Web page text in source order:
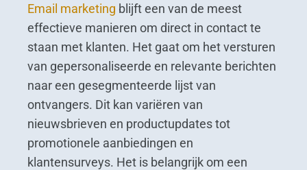
Email marketing blijft een van de meest
effectieve manieren om direct in contact te
staan met klanten. Het gaat om het versturen
van gepersonaliseerde en relevante berichten
naar een gesegmenteerde lijst van
ontvangers. Dit kan variëren van
nieuwsbrieven en productupdates tot
promotionele aanbiedingen en
klantensurveys. Het is belangrijk om een